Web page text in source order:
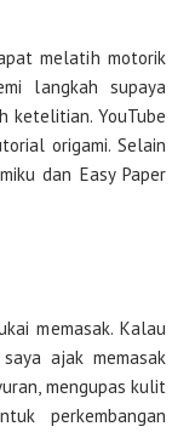
melatih motorik
langkah supaya
ketelitian. YouTube
origami. Selain
dan Easy Paper
memasak. Kalau
ajak memasak
mengupas kulit
perkembangan